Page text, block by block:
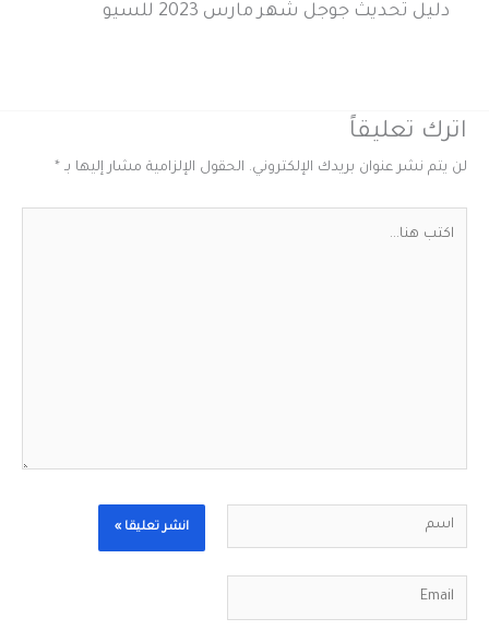
دليل تحديث جوجل شهر مارس 2023 للسيو
اترك تعليقاً
لن يتم نشر عنوان بريدك الإلكتروني. الحقول الإلزامية مشار إليها بـ *
اسم
Email